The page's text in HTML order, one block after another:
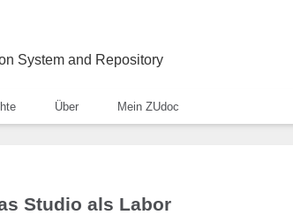
System and Repository
Über Mein ZUdoc
Studio als Labor